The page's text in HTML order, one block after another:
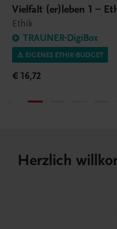
Vielfalt (er)leben 1 –
Ethik
TRAUNER-DigiBox
⚠️ EIGENES ETHIK-BUDGET
€ 16,72
Herzlich